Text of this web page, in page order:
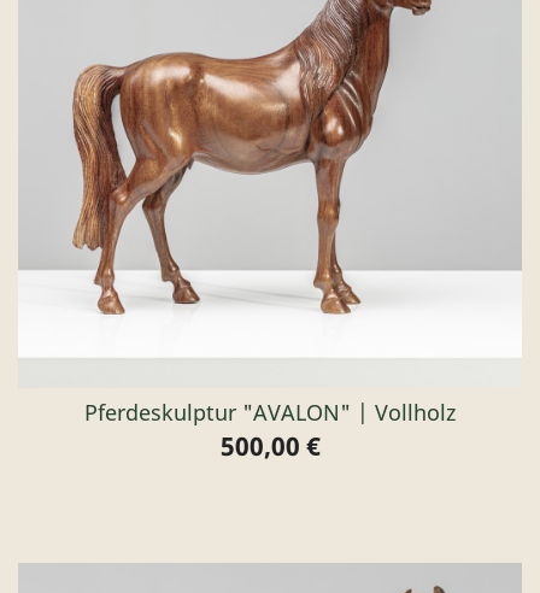
Pferdeskulptur "AVALON" | Vollholz
Preis
500,00 €